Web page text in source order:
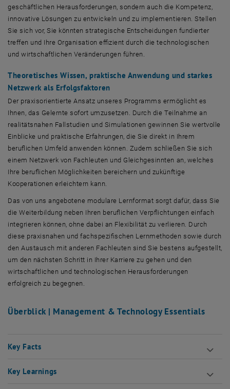
geschäftlichen Herausforderungen, sondern auch die Kompetenz,
innovative Lösungen zu entwickeln und zu implementieren. Stellen
Sie sich vor, Sie könnten strategische Entscheidungen fundierter
treffen und Ihre Organisation effizient durch die technologischen
und wirtschaftlichen Veränderungen führen.
Theoretisches Wissen, praktische Anwendung und starkes
Netzwerk als Erfolgsfaktoren
Der praxisorientierte Ansatz unseres Programms ermöglicht es
Ihnen, das Gelernte sofort umzusetzen. Durch die Teilnahme an
realitätsnahen Fallstudien und Simulationen gewinnen Sie wertvolle
Einblicke und praktische Erfahrungen, die Sie direkt in Ihrem
beruflichen Umfeld anwenden können. Zudem schließen Sie sich
einem Netzwerk von Fachleuten und Gleichgesinnten an, welches
Ihre beruflichen Möglichkeiten bereichern und zukünftige
Kooperationen erleichtern kann.
Das von uns angebotene modulare Lernformat sorgt dafür, dass Sie
die Weiterbildung neben Ihren beruflichen Verpflichtungen einfach
integrieren können, ohne dabei an Flexibilität zu verlieren. Durch
diese praxisnahen und fachspezifischen Lernmethoden sowie durch
den Austausch mit anderen Fachleuten sind Sie bestens aufgestellt,
um den nächsten Schritt in Ihrer Karriere zu gehen und den
wirtschaftlichen und technologischen Herausforderungen
erfolgreich zu begegnen.
Überblick | Management & Technology Essentials
Key Facts
Key Learnings